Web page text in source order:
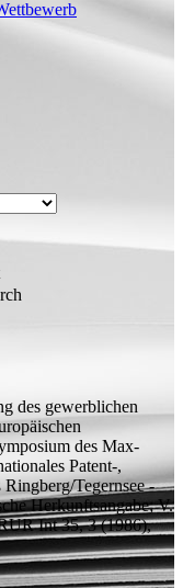
des gewerblichen
des Max-
Patent-,
Tegernsee -
Herkunftsangabe; V.
Int 35, 3 (1986),